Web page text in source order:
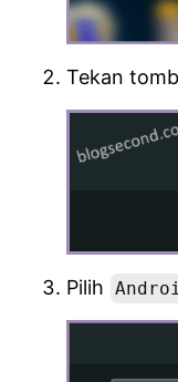
Tekan
Pilih